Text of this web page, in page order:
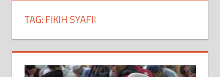
TAG:FIKIH SYAFII